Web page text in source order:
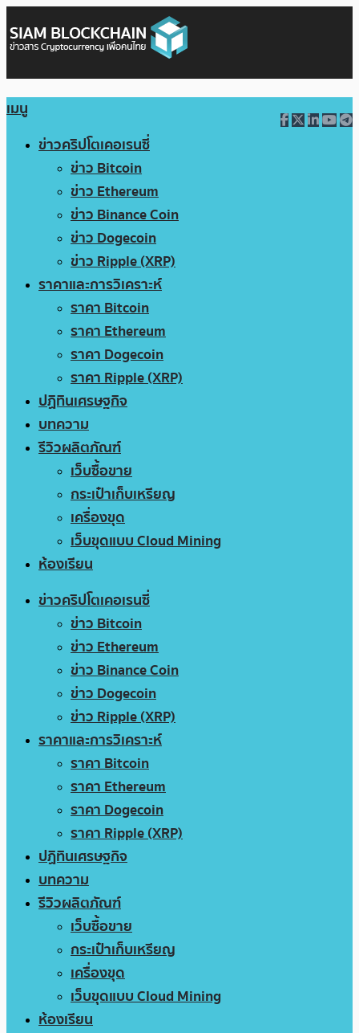
เมนู
ข่าวคริปโตเคอเรนซี่
ข่าว Bitcoin
ข่าว Ethereum
ข่าว Binance Coin
ข่าว Dogecoin
ข่าว Ripple (XRP)
ราคาและการวิเคราะห์
ราคา Bitcoin
ราคา Ethereum
ราคา Dogecoin
ราคา Ripple (XRP)
ปฏิทินเศรษฐกิจ
บทความ
รีวิวผลิตภัณฑ์
เว็บซื้อขาย
กระเป๋าเก็บเหรียญ
เครื่องขุด
เว็บขุดแบบ Cloud Mining
ห้องเรียน
ข่าวคริปโตเคอเรนซี่
ข่าว Bitcoin
ข่าว Ethereum
ข่าว Binance Coin
ข่าว Dogecoin
ข่าว Ripple (XRP)
ราคาและการวิเคราะห์
ราคา Bitcoin
ราคา Ethereum
ราคา Dogecoin
ราคา Ripple (XRP)
ปฏิทินเศรษฐกิจ
บทความ
รีวิวผลิตภัณฑ์
เว็บซื้อขาย
กระเป๋าเก็บเหรียญ
เครื่องขุด
เว็บขุดแบบ Cloud Mining
ห้องเรียน